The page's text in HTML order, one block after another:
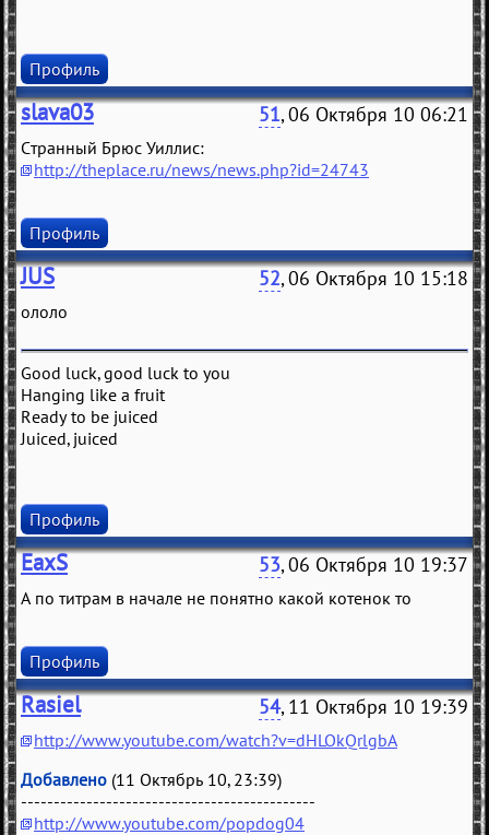
Профиль
slava03 51, 06 Октября 10 06:21
Странный Брюс Уиллис:
http://theplace.ru/news/news.php?id=24743
Профиль
JUS 52, 06 Октября 10 15:18
ололо
Good luck, good luck to you
Hanging like a fruit
Ready to be juiced
Juiced, juiced
Профиль
EaxS 53, 06 Октября 10 19:37
А по титрам в начале не понятно какой котенок то
Профиль
Rasiel 54, 11 Октября 10 19:39
http://www.youtube.com/watch?v=dHLOkQrlgbA
Добавлено (11 Октябрь 10, 23:39)
---------------------------------------------
http://www.youtube.com/popdog04